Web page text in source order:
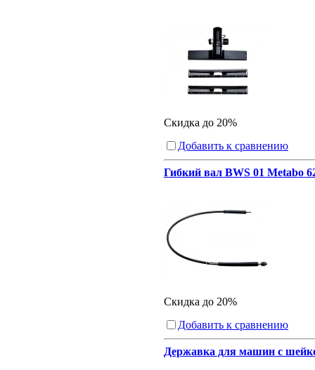
Скидка до 20%
Добавить к сравнению
Гибкий вал BWS 01 Metabo
Скидка до 20%
Добавить к сравнению
Державка для машин с